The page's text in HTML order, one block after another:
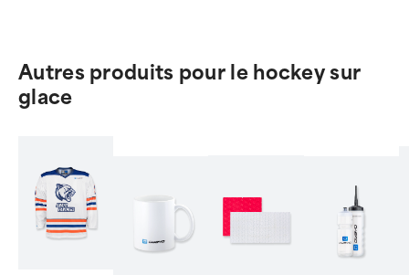
Autres produits pour le hockey sur
glace